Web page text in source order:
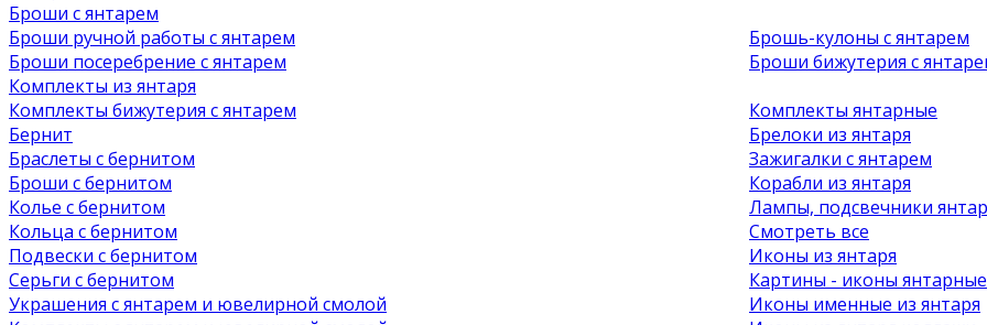
Броши с янтарем
Броши ручной работы с янтарем
Броши посеребрение с янтарем
Брошь-кулоны с янтарем
Броши бижутерия с
Комплекты из янтаря
Комплекты бижутерия с янтарем
Комплекты янтарные
Бернит
Браслеты с бернитом
Броши с бернитом
Колье с бернитом
Кольца с бернитом
Подвески с бернитом
Серьги с бернитом
Украшения с янтарем и ювелирной смолой
Брелоки из янтаря
Зажигалки с янтарем
Корабли из янтаря
Лампы, подсвечники
Смотреть все
Иконы из янтаря
Картины - иконы янтарные
Иконы именные из янтаря